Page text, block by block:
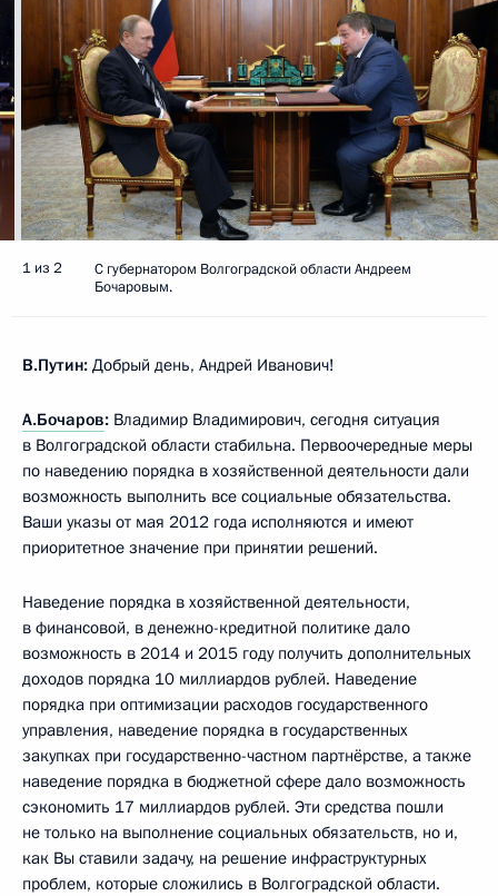
1 из 2
С губернатором Волгоградской области Андреем
Бочаровым.
В.Путин: Добрый день, Андрей Иванович!
А.Бочаров: Владимир Владимирович, сегодня ситуация
в Волгоградской области стабильна. Первоочередные меры
по наведению порядка в хозяйственной деятельности дали
возможность выполнить все социальные обязательства.
Ваши указы от мая 2012 года исполняются и имеют
приоритетное значение при принятии решений.
Наведение порядка в хозяйственной деятельности,
в финансовой, в денежно-кредитной политике дало
возможность в 2014 и 2015 году получить дополнительных
доходов порядка 10 миллиардов рублей. Наведение
порядка при оптимизации расходов государственного
управления, наведение порядка в государственных
закупках при государственно-частном партнёрстве, а также
наведение порядка в бюджетной сфере дало возможность
сэкономить 17 миллиардов рублей. Эти средства пошли
не только на выполнение социальных обязательств, но и,
как Вы ставили задачу, на решение инфраструктурных
проблем, которые сложились в Волгоградской области.